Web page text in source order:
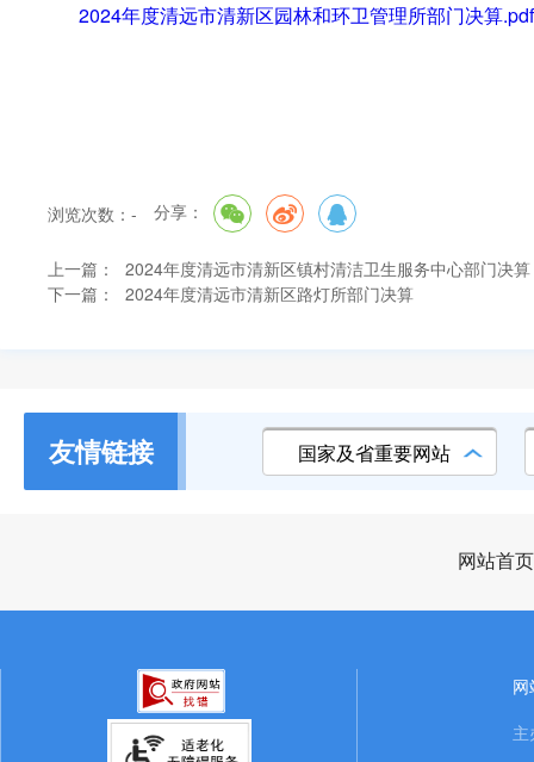
2024年度清远市清新区园林和环卫管理所部门决算.pdf
浏览次数： - 分享：
上一篇：
2024年度清远市清新区镇村清洁卫生服务中心部门决算
下一篇：
2024年度清远市清新区路灯所部门决算
友情链接 国家及省重要网站
网站首页